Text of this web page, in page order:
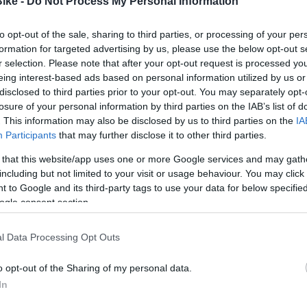
opt-out of the sale, sharing to third parties, or processing of your
for targeted advertising by us, please use the below opt-out
selection. Please note that after your opt-out request is processed
interest-based ads based on personal information utilized by us
to third parties prior to your opt-out. You may separately
of your personal information by third parties on the IAB’s list of
This information may also be disclosed by us to third parties on the
Participants that may further disclose it to other third parties.
that this website/app uses one or more Google services and may
but not limited to your visit or usage behaviour. You may
to Google and its third-party tags to use your data for below
consent section.
Data Processing Opt Outs
opt-out of the Sharing of my personal data.
Nexxen, su
DJI Avinox,
y alto
transmisiones diseñadas para bicicletas
urbanas, de trekking, montaña
recreativa y...
Leer Más
BTT Sari Nagusia
Oiartzun (Gipuzkoa)
Oarsoaldea Txirrindulari Kirol Kluba
más esperadas del calendario guipuzcoano, con un trazado
– FIN DE TEMPORADA
Abadiño (Bizkaia)
EPR Egoin ME
el broche final a la Euskal Kopa 2026, en pleno verano, con